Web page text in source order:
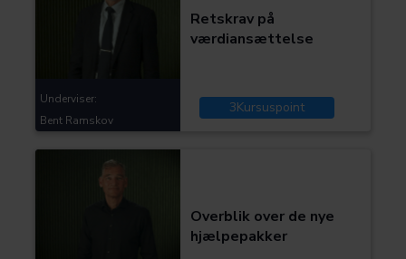
Retskrav på
værdiansættelse
3Kursuspoint
Underviser:
Bent Ramskov
Overblik over de nye
hjælpepakker